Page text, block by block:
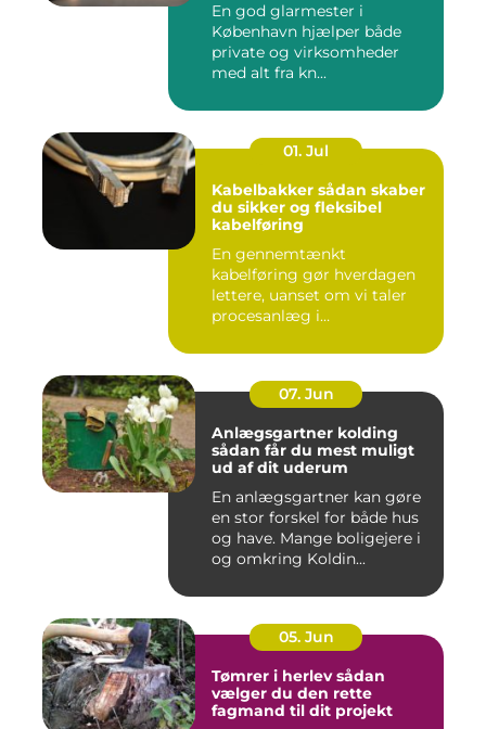
En god glarmester i
København hjælper både
private og virksomheder
med alt fra kn...
01. Jul
Kabelbakker sådan skaber
du sikker og fleksibel
kabelføring
En gennemtænkt
kabelføring gør hverdagen
lettere, uanset om vi taler
procesanlæg i
07. Jun
Anlægsgartner kolding
sådan får du mest muligt
ud af dit uderum
En anlægsgartner kan gøre
en stor forskel for både hus
og have. Mange boligejere i
og omkring Koldin...
05. Jun
Tømrer i herlev sådan
vælger du den rette
fagmand til dit projekt